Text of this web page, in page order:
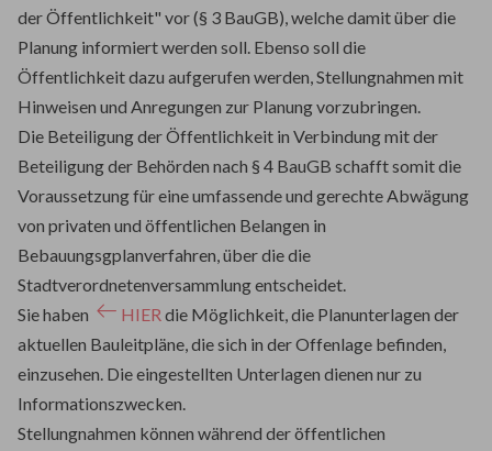
der Öffentlichkeit" vor (§ 3 BauGB), welche damit über die
Planung informiert werden soll. Ebenso soll die
Öffentlichkeit dazu aufgerufen werden, Stellungnahmen mit
Hinweisen und Anregungen zur Planung vorzubringen.
Die Beteiligung der Öffentlichkeit in Verbindung mit der
Beteiligung der Behörden nach § 4 BauGB schafft somit die
Voraussetzung für eine umfassende und gerechte Abwägung
von privaten und öffentlichen Belangen in
Bebauungsgplanverfahren, über die die
Stadtverordnetenversammlung entscheidet.
Sie haben
HIER die Möglichkeit, die Planunterlagen der
aktuellen Bauleitpläne, die sich in der Offenlage befinden,
einzusehen. Die eingestellten Unterlagen dienen nur zu
Informationszwecken.
Stellungnahmen können während der öffentlichen